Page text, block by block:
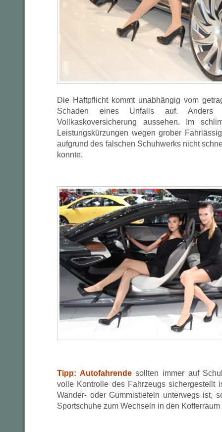
Die Haftpflicht kommt unabhängig vom
Schaden eines Unfalls auf.
Vollkaskoversicherung aussehen. Im
Leistungskürzungen wegen grober
aufgrund des falschen Schuhwerks nicht
konnte.
Tipp: Autofahrendesollten immer auf
volle Kontrolle des Fahrzeugs sichergestellt
Wander- oder Gummistiefeln unterwegs ist,
Sportschuhe zum Wechseln in den Kofferraum